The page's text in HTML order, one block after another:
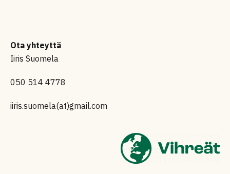
Ota yhteyttä
Iiris Suomela
050 514 4778
iiris.suomela(at)gmail.com